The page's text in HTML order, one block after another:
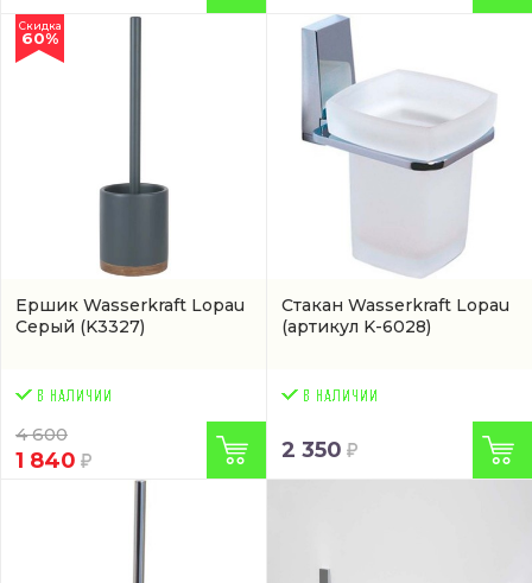
Ершик Wasserkraft Lopau
Серый (K3327)
Скидка
60%
4 600
1 840
Стакан Wasserkraft Lopau
(артикул K-6028)
2 350